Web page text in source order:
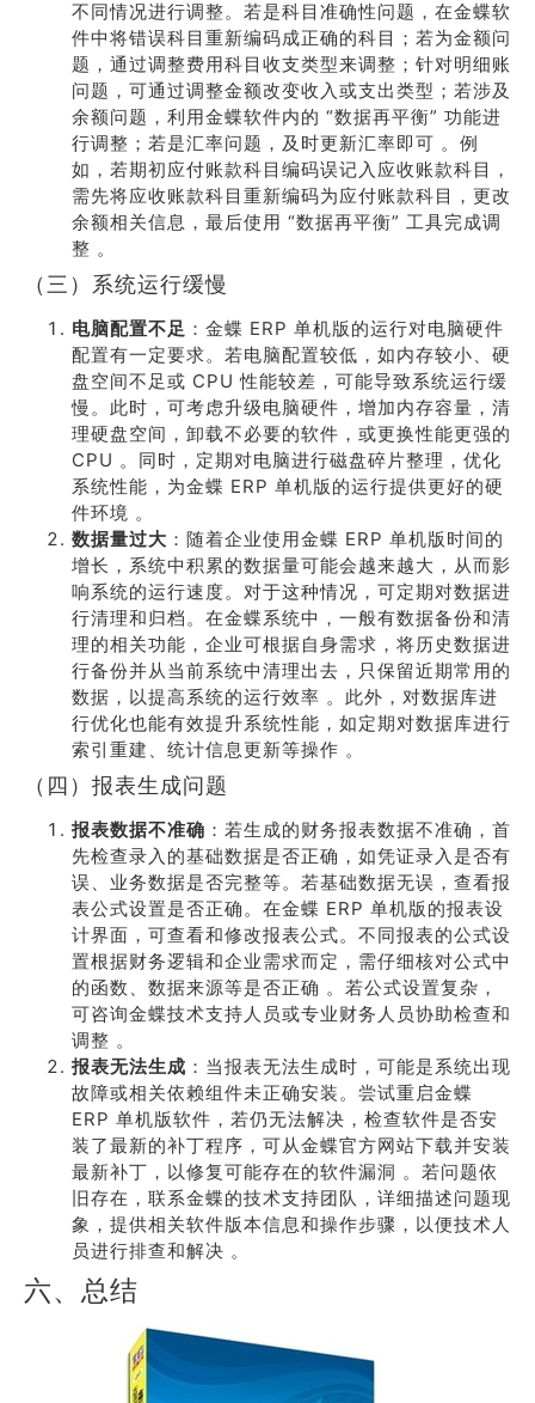
不同情况进行调整。若是科目准确性问题，在金蝶软
件中将错误科目重新编码成正确的科目；若为金额问
题，通过调整费用科目收支类型来调整；针对明细账
问题，可通过调整金额改变收入或支出类型；若涉及
余额问题，利用金蝶软件内的 “数据再平衡” 功能进
行调整；若是汇率问题，及时更新汇率即可 。例
如，若期初应付账款科目编码误记入应收账款科目，
需先将应收账款科目重新编码为应付账款科目，更改
余额相关信息，最后使用 “数据再平衡” 工具完成调
整 。
（三）系统运行缓慢
电脑配置不足 ：金蝶 ERP 单机版的运行对电脑硬件
配置有一定要求。若电脑配置较低，如内存较小、硬
盘空间不足或 CPU 性能较差，可能导致系统运行缓
慢。此时，可考虑升级电脑硬件，增加内存容量，清
理硬盘空间，卸载不必要的软件，或更换性能更强的
CPU 。同时，定期对电脑进行磁盘碎片整理，优化
系统性能，为金蝶 ERP 单机版的运行提供更好的硬
件环境 。
数据量过大 ：随着企业使用金蝶 ERP 单机版时间的
增长，系统中积累的数据量可能会越来越大，从而影
响系统的运行速度。对于这种情况，可定期对数据进
行清理和归档。在金蝶系统中，一般有数据备份和清
理的相关功能，企业可根据自身需求，将历史数据进
行备份并从当前系统中清理出去，只保留近期常用的
数据，以提高系统的运行效率 。此外，对数据库进
行优化也能有效提升系统性能，如定期对数据库进行
索引重建、统计信息更新等操作 。
（四）报表生成问题
报表数据不准确 ：若生成的财务报表数据不准确，首
先检查录入的基础数据是否正确，如凭证录入是否有
误、业务数据是否完整等。若基础数据无误，查看报
表公式设置是否正确。在金蝶 ERP 单机版的报表设
计界面，可查看和修改报表公式。不同报表的公式设
置根据财务逻辑和企业需求而定，需仔细核对公式中
的函数、数据来源等是否正确 。若公式设置复杂，
可咨询金蝶技术支持人员或专业财务人员协助检查和
调整 。
报表无法生成 ：当报表无法生成时，可能是系统出现
故障或相关依赖组件未正确安装。尝试重启金蝶
ERP 单机版软件，若仍无法解决，检查软件是否安
装了最新的补丁程序，可从金蝶官方网站下载并安装
最新补丁，以修复可能存在的软件漏洞 。若问题依
旧存在，联系金蝶的技术支持团队，详细描述问题现
象，提供相关软件版本信息和操作步骤，以便技术人
员进行排查和解决 。
六、总结